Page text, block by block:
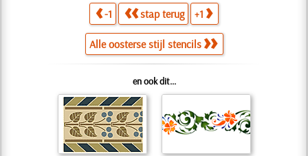
-1 stap terug +1
Alle oosterse stijl stencils
en ook dit...